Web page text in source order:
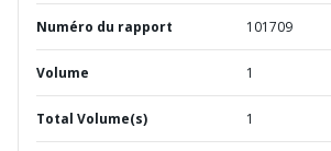
Numéro du rapport 101709
Volume 1
Total Volume(s) 1